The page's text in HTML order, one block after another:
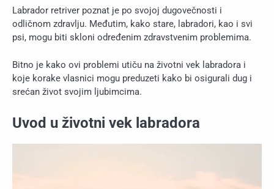
Labrador retriver poznat je po svojoj dugovečnosti i
odličnom zdravlju. Međutim, kako stare, labradori, kao i svi
psi, mogu biti skloni određenim zdravstvenim problemima.
Bitno je kako ovi problemi utiču na životni vek labradora i
koje korake vlasnici mogu preduzeti kako bi osigurali dug i
srećan život svojim ljubimcima.
Uvod u životni vek labradora